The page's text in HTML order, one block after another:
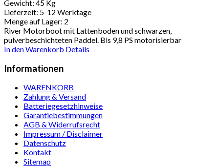
Gewicht: 45 Kg
Lieferzeit: 5-12 Werktage
Menge auf Lager: 2
River Motorboot mit Lattenboden und schwarzen,
pulverbeschichteten Paddel. Bis 9,8 PS motorisierbar
In den Warenkorb Details
Informationen
WARENKORB
Zahlung & Versand
Batteriegesetzhinweise
Garantiebestimmungen
AGB & Widerrufsrecht
Impressum / Disclaimer
Datenschutz
Kontakt
Sitemap